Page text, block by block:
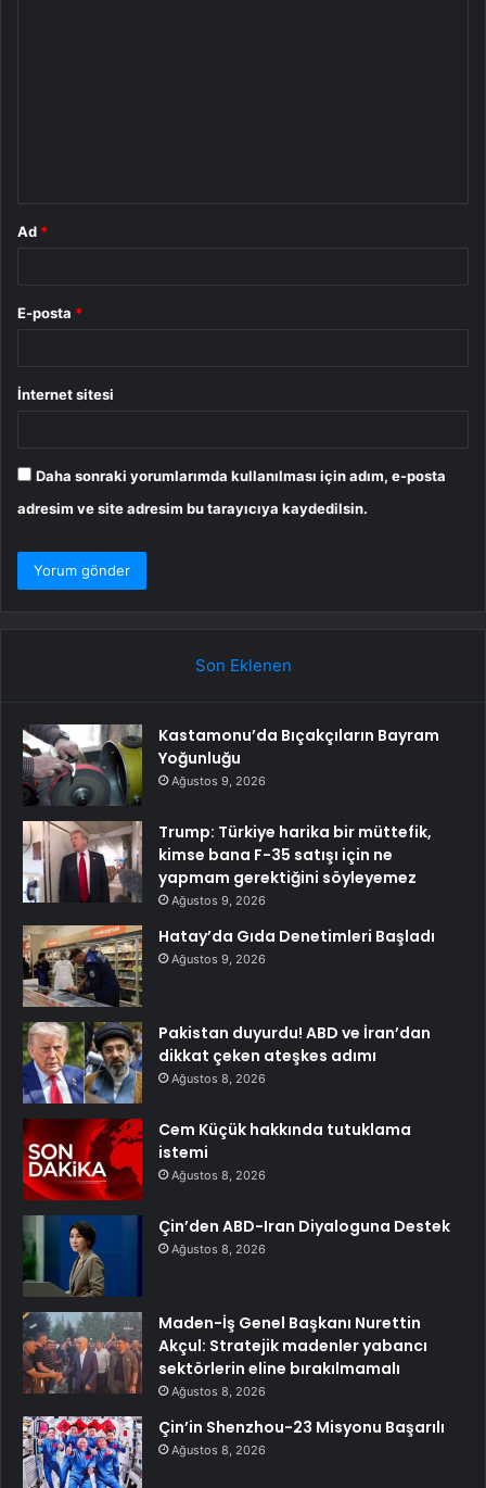
Ad *
E-posta *
İnternet sitesi
Daha sonraki yorumlarımda kullanılması için adım, e-posta
adresim ve site adresim bu tarayıcıya kaydedilsin.
Son Eklenen
Kastamonu’da Bıçakçıların Bayram
Yoğunluğu
Ağustos 9, 2026
Trump: Türkiye harika bir müttefik,
kimse bana F-35 satışı için ne
yapmam gerektiğini söyleyemez
Ağustos 9, 2026
Hatay’da Gıda Denetimleri Başladı
Ağustos 9, 2026
Pakistan duyurdu! ABD ve İran’dan
dikkat çeken ateşkes adımı
Ağustos 8, 2026
Cem Küçük hakkında tutuklama
istemi
Ağustos 8, 2026
Çin’den ABD-Iran Diyaloguna Destek
Ağustos 8, 2026
Maden-İş Genel Başkanı Nurettin
Akçul: Stratejik madenler yabancı
sektörlerin eline bırakılmamalı
Ağustos 8, 2026
Çin’in Shenzhou-23 Misyonu Başarılı
Ağustos 8, 2026